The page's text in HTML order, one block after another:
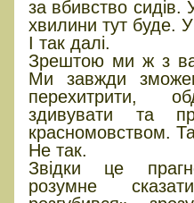
за вбивство сидів.
хвилини тут буде.
І так далі.
Зрештою ми ж з
Ми завжди
перехитрити,
здивувати та
красномовством.
Не так.
Звідки це
розумне